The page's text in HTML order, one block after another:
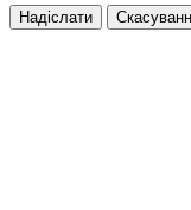
Надіслати